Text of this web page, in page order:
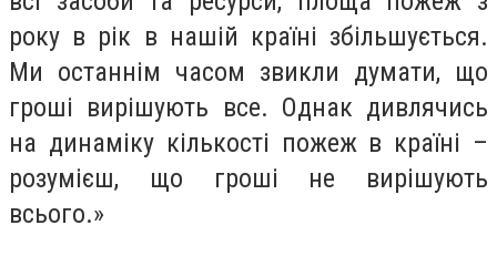
року в рік в нашій країні збільшується.
Ми останнім часом звикли думати, що
гроші вирішують все. Однак дивлячись
на динаміку кількості пожеж в країні –
розумієш, що гроші не вирішують
всього.»